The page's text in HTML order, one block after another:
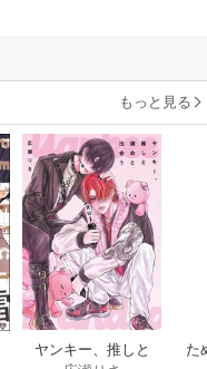
もっと見る
ヤンキー、推しと
た